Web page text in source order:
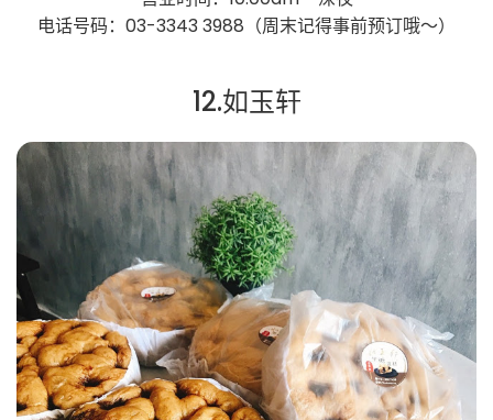
电话号码：03-3343 3988（周末记得事前预订哦～）
12.如玉轩